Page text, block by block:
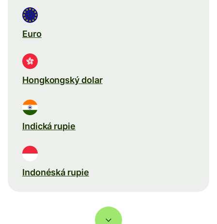
Euro
Hongkongský dolar
Indická rupie
Indonéská rupie